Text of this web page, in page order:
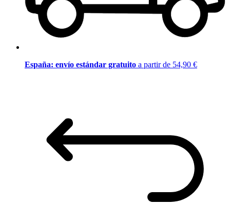
España: envío estándar gratuito a partir de 54,90 €